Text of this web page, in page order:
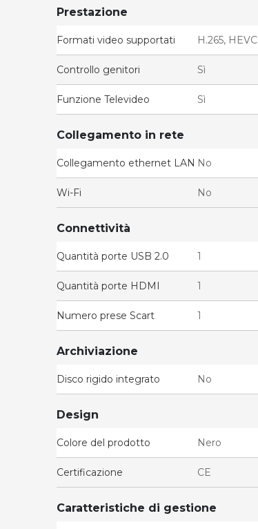
Prestazione
Formati video supportati H.265, HEVC
Controllo genitori Sì
Funzione Televideo Sì
Collegamento in rete
Collegamento ethernet LAN No
Wi-Fi No
Connettività
Quantità porte USB 2.0 1
Quantità porte HDMI 1
Numero prese Scart 1
Archiviazione
Disco rigido integrato No
Design
Colore del prodotto Nero
Certificazione CE
Caratteristiche di gestione